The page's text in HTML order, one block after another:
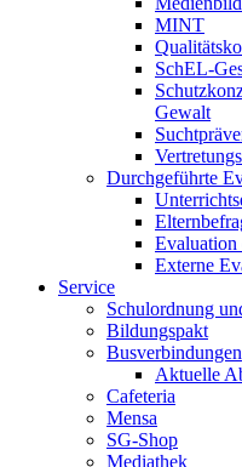
MINT
SchEL-
Gewalt
Durchgeführte
Evaluation
Externe
Service
Schulordnung
Bildungspakt
Busverbindungen
Aktuelle
Cafeteria
Mensa
SG-Shop
Mediathek